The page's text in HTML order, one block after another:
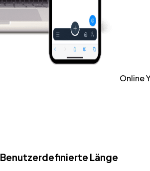
Online
Benutzerdefinierte Länge